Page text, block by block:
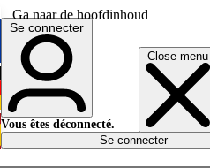
Ga naar de hoofdinhoud
Close menu
English
Deutsch
Español
Se connecter
Vous êtes déconnecté.
Se connecter